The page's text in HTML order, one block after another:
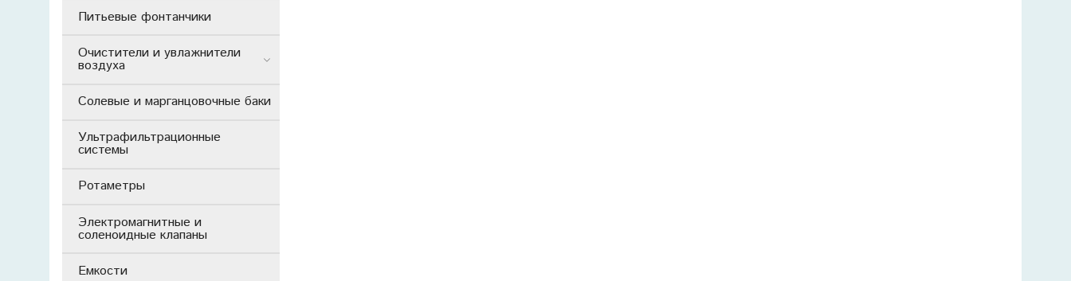
Питьевые фонтанчики
Очистители и увлажнители
воздуха
Солевые и марганцовочные баки
Ультрафильтрационные
системы
Ротаметры
Электромагнитные и
соленоидные клапаны
Емкости